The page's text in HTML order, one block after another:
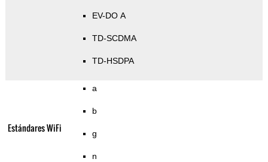
EV-DO A
TD-SCDMA
TD-HSDPA
Estándares WiFi
a
b
g
n